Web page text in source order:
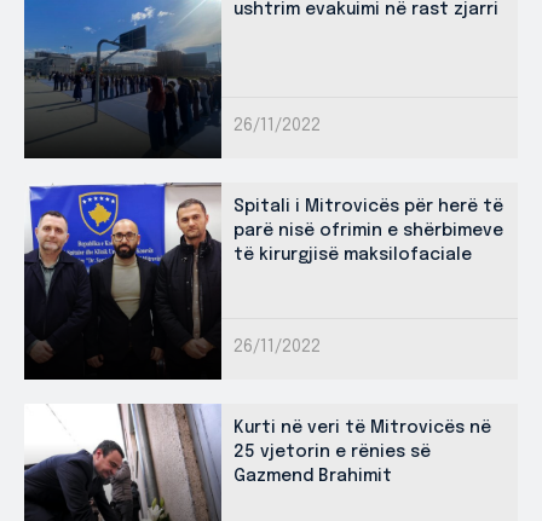
ushtrim evakuimi në rast zjarri
26/11/2022
Spitali i Mitrovicës për herë të
parë nisë ofrimin e shërbimeve
të kirurgjisë maksilofaciale
26/11/2022
Kurti në veri të Mitrovicës në
25 vjetorin e rënies së
Gazmend Brahimit